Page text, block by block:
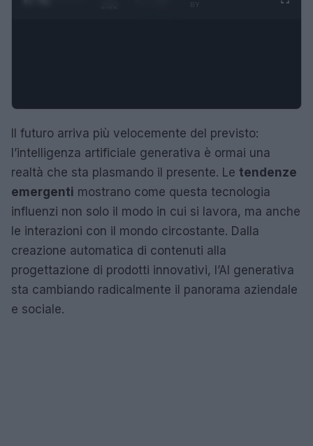
Il futuro arriva più velocemente del previsto:
l’intelligenza artificiale generativa è ormai una
realtà che sta plasmando il presente. Le tendenze
emergenti mostrano come questa tecnologia
influenzi non solo il modo in cui si lavora, ma anche
le interazioni con il mondo circostante. Dalla
creazione automatica di contenuti alla
progettazione di prodotti innovativi, l’AI generativa
sta cambiando radicalmente il panorama aziendale
e sociale.